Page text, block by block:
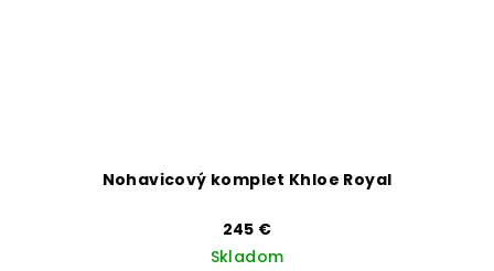
Nohavicový komplet Khloe Royal
245 €
Skladom